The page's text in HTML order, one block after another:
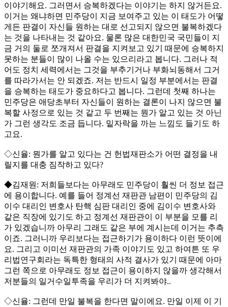
이야기해요. 그러면서 승복하겠다는 이야기는 하지 않거든요.
이거는 왜냐하면 민주당이 지금 보여주고 있는 이 태도가 어떻
게든 판결이 자신들 원하는 대로 선고되지 않으면 불복하겠다
는 것을 나타내는 것 같아요. 물론 많은 대한민국 국민들이 지
금 거의 둘로 쪼개져서 판결을 지켜보고 있기 때문에 승복하지
못하는 분들이 많이 나올 수는 있으리라고 봅니다. 그러나 적
어도 정치 세력에서는 그것을 부추기거나 부화뇌동해서 그거
를 따라가서는 안 되겠죠. 저는 반드시 일정 부분에서는 판결
을 승복하는 태도가 중요하다고 봅니다. 그런데 첫째 하나는
민주당은 애당초부터 자신들이 원하는 결론이 나지 않으면 불
복할 사정으로 있는 것 같고 두 번째는 뭔가 알고 있는 것 아닌
가 그런 생각도 조금 듭니다. 밑자락을 까는 느낌도 들기도 하
고요.
◇신율: 뭔가를 알고 있다는 건 헌법재판소가 어떤 결정을 내
릴지를 대충 짐작하고 있다?
◆김재원: 저희들보다는 아무래도 민주당이 훨씬 더 정보 접근
에 용이합니다. 예를 들어 정계선 재판관 남편이 민주당의 김
이수 대리인 변호사 탄핵 심판 대리인 중에 김이수 변호사와
같은 직장에 있기도 하고 정계선 재판관이 이 부분을 모를 리
가 있겠습니까 아무리 그래도 같은 부에 계시는데 이거는 추측
이죠. 그러니까 우리보다는 접근하기가 용이하다 이런 뜻이에
요. 그리고 이미선 재판관의 가족 이야기도 있고 하여튼 또 우
리법연구회라는 독특한 형태의 사적 결사가 있기 때문에 아마
그런 쪽으로 아무래도 정보 접근이 용이하지 않을까 생각해서
저분들의 일거수일투족을 우리가 더 지켜봐야..
◇신율: 그런데 만일 불복을 한다면 말이에요. 만일 이제 이 기